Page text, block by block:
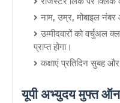
नाम, उम्र, मोबाइल
उम्मीदवारों को
प्राप्त होगा।
कक्षाएं प्रतिदिन सुबह
यूपी अभ्युदय मुफ्त